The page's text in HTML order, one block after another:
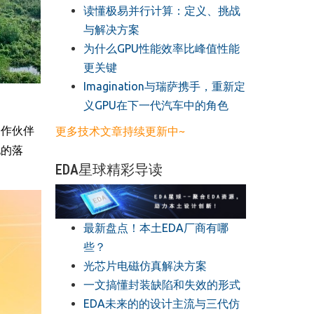
伙伴
落
读懂极易并行计算：定义、挑战
与解决方案
​为什么GPU性能效率比峰值性能
更关键
​Imagination与瑞萨携手，重新定
义GPU在下一代汽车中的角色
更多技术文章持续更新中~
EDA星球精彩导读
最新盘点！本土EDA厂商有哪
些？
光芯片电磁仿真解决方案
一文搞懂封装缺陷和失效的形式
EDA未来的的设计主流与三代仿